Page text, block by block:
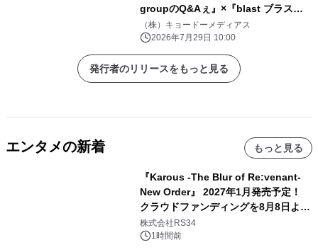
groupのQ&Aぇ』×『blast ブラス
ト！』 スペシャルコラボが実現！
8/1(土)13:35~ フジテレビで特別番組
の放送決定
（株）キョードーメディアス
2026年7月29日 10:00
発行者のリリースをもっと見る
エンタメの新着 もっと見る
『Karous -The Blur of Re:venant-
New Order』 2027年1月発売予定！
クラウドファンディングを8月8日より
開始
株式会社RS34
1時間前